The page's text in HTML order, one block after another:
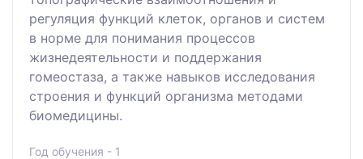
регуляция функций клеток, органов и систем
в норме для понимания процессов
жизнедеятельности и поддержания
гомеостаза, а также навыков исследования
строения и функций организма методами
биомедицины.
Год обучения - 1